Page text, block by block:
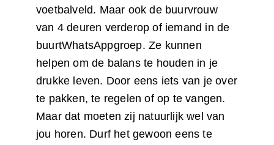
voetbalveld. Maar ook de buurvrouw
van 4 deuren verderop of iemand in de
buurtWhatsAppgroep. Ze kunnen
helpen om de balans te houden in je
drukke leven. Door eens iets van je over
te pakken, te regelen of op te vangen.
Maar dat moeten zij natuurlijk wel van
jou horen. Durf het gewoon eens te